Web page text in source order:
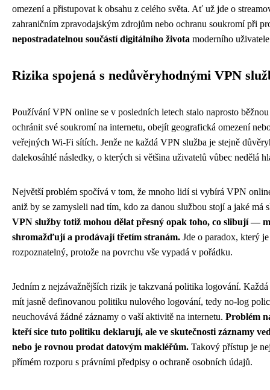
omezení a přistupovat k obsahu z celého světa. Ať už jde o
zahraničním zpravodajským zdrojům nebo ochranu soukromí při
nepostradatelnou součástí digitálního života moderního
Rizika spojená s nedůvěryhodnými VPN
Používání VPN online se v posledních letech stalo naprosto
ochránit své soukromí na internetu, obejít geografická omezení
veřejných Wi-Fi sítích. Jenže ne každá VPN služba je stejně
dalekosáhlé následky, o kterých si většina uživatelů vůbec nedělá
Největší problém spočívá v tom, že mnoho lidí si vybírá VPN
aniž by se zamysleli nad tím, kdo za danou službou stojí a jaké má
VPN služby totiž mohou dělat přesný opak toho, co slibují —
shromažďují a prodávají třetím stranám. Jde o paradox, který
rozpoznatelný, protože na povrchu vše vypadá v pořádku.
Jedním z nejzávažnějších rizik je takzvaná politika logování.
mít jasně definovanou politiku nulového logování, tedy no-log
neuchovává žádné záznamy o vaší aktivitě na internetu. Problém
kteří sice tuto politiku deklarují, ale ve skutečnosti záznamy
nebo je rovnou prodat datovým makléřům. Takový přístup je
přímém rozporu s právními předpisy o ochraně osobních údajů.